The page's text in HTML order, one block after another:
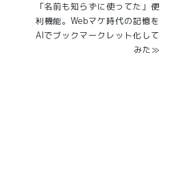
「名前も知らずに使ってた」便
利機能。Webマケ時代の記憶を
AIでブックマークレット化して
みた≫